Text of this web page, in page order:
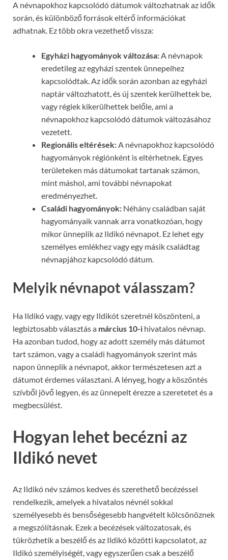
A névnapokhoz kapcsolódó dátumok változhatnak az idők
során, és különböző források eltérő információkat
adhatnak. Ez több okra vezethető vissza:
Egyházi hagyományok változása:A névnapok
eredetileg az egyházi szentek ünnepeihez
kapcsolódtak. Az idők során azonban az egyházi
naptár változhatott, és új szentek kerülhettek be,
vagy régiek kikerülhettek belőle, ami a
névnapokhoz kapcsolódó dátumok változásához
vezetett.
Regionális eltérések:A névnapokhoz kapcsolódó
hagyományok régiónként is eltérhetnek. Egyes
területeken más dátumokat tartanak számon,
mint máshol, ami további névnapokat
eredményezhet.
Családi hagyományok: Néhány családban saját
hagyományaik vannak arra vonatkozóan, hogy
mikor ünneplik az Ildikó névnapot. Ez lehet egy
személyes emlékhez vagy egy másik családtag
névnapjához kapcsolódó dátum.
Melyik névnapot válasszam?
Ha Ildikó vagy, vagy egy Ildikót szeretnél köszönteni, a
legbiztosabb választás a március 10-i hivatalos névnap.
Ha azonban tudod, hogy az adott személy más dátumot
tart számon, vagy a családi hagyományok szerint más
napon ünneplik a névnapot, akkor természetesen azt a
dátumot érdemes választani. A lényeg, hogy a köszöntés
szívből jövő legyen, és az ünnepelt érezze a szeretetet és a
megbecsülést.
Hogyan lehet becézni az
Ildikó nevet
Az Ildikó név számos kedves és szerethető becézéssel
rendelkezik, amelyek a hivatalos névnél sokkal
személyesebb és bensőségesebb hangvételt kölcsönöznek
a megszólításnak. Ezek a becézések változatosak, és
tükrözhetik a beszélő és az Ildikó közötti kapcsolatot, az
Ildikó személyiségét, vagy egyszerűen csak a beszélő